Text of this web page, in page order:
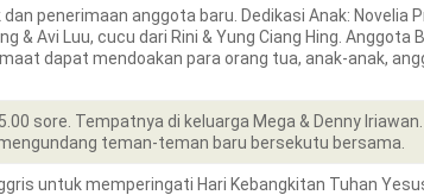
penerimaan anggota baru. Dedikasi Anak: Novelia
Avi Luu, cucu dari Rini & Yung Ciang Hing. Anggota
dapat mendoakan para orang tua, anak-anak,
sore. Tempatnya di keluarga Mega & Denny
teman-teman baru bersekutu bersama.
untuk memperingati Hari Kebangkitan Tuhan